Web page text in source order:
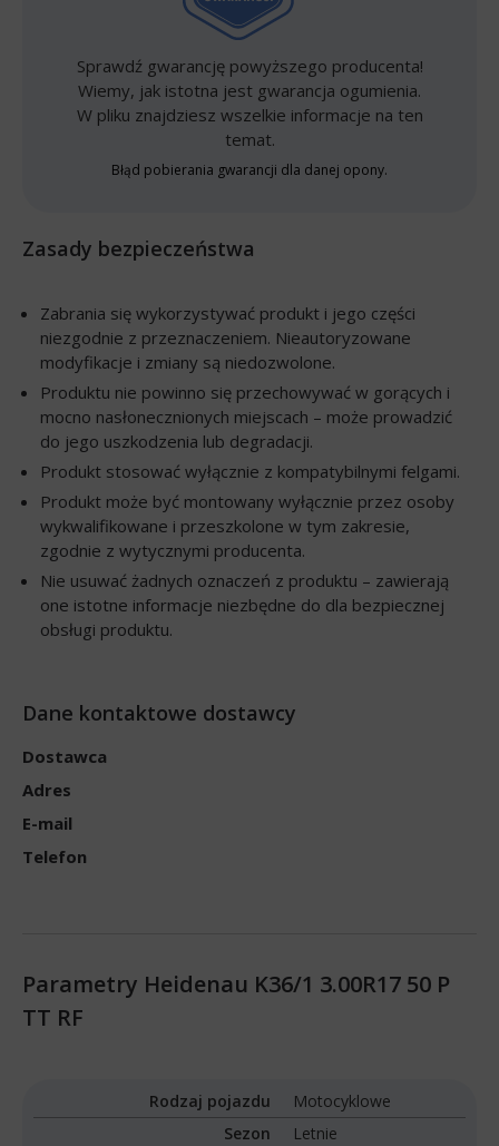
Sprawdź gwarancję powyższego producenta!
Wiemy, jak istotna jest gwarancja ogumienia.
W pliku znajdziesz wszelkie informacje na ten
temat.
Błąd pobierania gwarancji dla danej opony.
Zasady bezpieczeństwa
Zabrania się wykorzystywać produkt i jego części
niezgodnie z przeznaczeniem. Nieautoryzowane
modyfikacje i zmiany są niedozwolone.
Produktu nie powinno się przechowywać w gorących i
mocno nasłonecznionych miejscach – może prowadzić
do jego uszkodzenia lub degradacji.
Produkt stosować wyłącznie z kompatybilnymi felgami.
Produkt może być montowany wyłącznie przez osoby
wykwalifikowane i przeszkolone w tym zakresie,
zgodnie z wytycznymi producenta.
Nie usuwać żadnych oznaczeń z produktu – zawierają
one istotne informacje niezbędne do dla bezpiecznej
obsługi produktu.
Dane kontaktowe dostawcy
Dostawca
Adres
E-mail
Telefon
Parametry Heidenau K36/1 3.00R17 50 P
TT RF
Rodzaj pojazdu
Motocyklowe
Sezon
Letnie